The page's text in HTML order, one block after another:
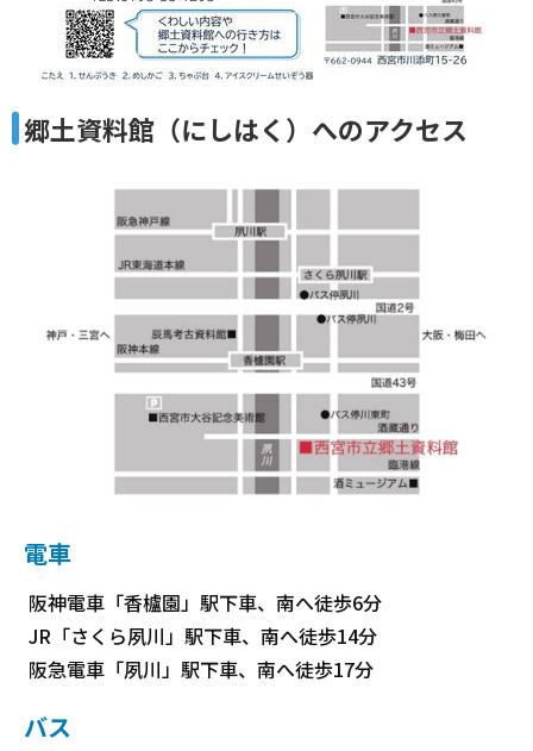
郷土資料館（にしはく）へのアクセス
電車
阪神電車「香櫨園」駅下車、南へ徒歩6分
JR「さくら夙川」駅下車、南へ徒歩14分
阪急電車「夙川」駅下車、南へ徒歩17分
バス